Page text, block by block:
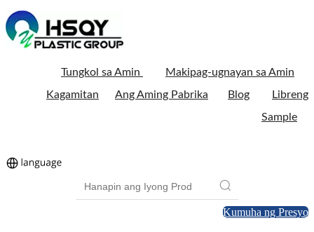
Tungkol sa Amin
Makipag-ugnayan sa Amin
Kagamitan
Ang Aming Pabrika Blog
Libreng
Sample
Kumuha ng Presyo